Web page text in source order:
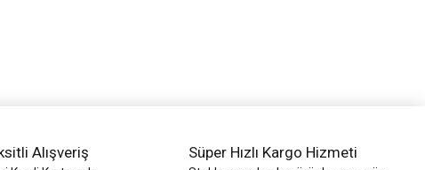
Alışveriş Süper Hızlı Kargo Hizmeti